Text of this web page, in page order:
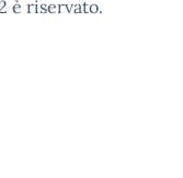
è riservato.